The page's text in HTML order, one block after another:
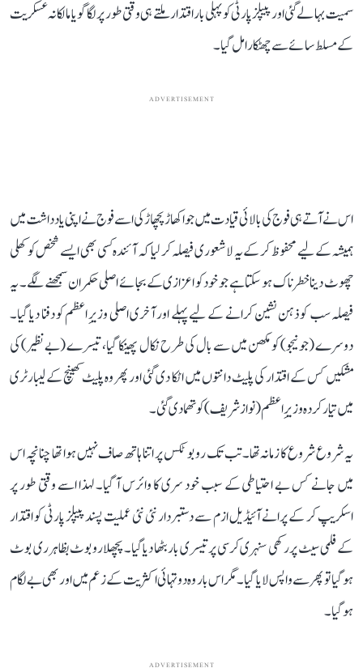
سمیت بہا لے گئی اور پیپلز پارٹی کو پہلی بار اقتدار ملتے ہی وقتی طور پر لگا گویا مالکانہ عسکریت
کے مسلط سائے سے چھٹکارا مل گیا۔
ADVERTISEMENT
اس نے آتے ہی فوج کی بالائی قیادت میں جو اکھاڑ پچھاڑ کی اسے فوج نے اپنی یادداشت میں
ہمیشہ کے لیے محفوظ کر کے یہ لاشعوری فیصلہ کر لیا کہ آئندہ کسی بھی ایسے شخص کو کھلی
چھوٹ دینا خطرناک ہو سکتا ہے جو خود کو اعزازی کے بجائے اصلی حکمران سمجھنے لگے ۔ یہ
فیصلہ سب کو ذہن نشین کرانے کے لیے پہلے اور آخری اصلی وزیرِ اعظم کو دفنا دیا گیا۔
دوسرے (جونیجو) کو مکھن میں سے بال کی طرح نکال پھینکا گیا، تیسرے (بے نظیر) کی
مشکیں کس کے اقتدار کی پلیٹ دانتوں میں اٹکا دی گئی اور پھر وہ پلیٹ کھینچ کے لیبارٹری
میں تیار کردہ وزیرِ اعظم (نواز شریف) کو تھما دی گئی۔
یہ شروع شروع کا زمانہ تھا۔ تب تک روبوٹکس پر اتنا ہاتھ صاف نہیں ہوا تھا چنانچہ اس
میں جانے کس بے احتیاطی کے سبب خود سری کا وائرس آ گیا۔ لہذا اسے وقتی طور پر
اسکریپ کر کے پرانے آئیڈیل ازم سے دستبردار نئی نئی عملیت پسند پیپلز پارٹی کو اقتدار
کے فلمی سیٹ پر رکھی سنہری کرسی پر تیسری بار بٹھا دیا گیا۔ پچھلا روبوٹ بظاہر ری بوٹ
ہو گیا تو پھر سے واپس لایا گیا۔ مگر اس بار وہ دو تہائی اکثریت کے زعم میں اور بھی بےلگام
ہو گیا۔
ADVERTISEMENT